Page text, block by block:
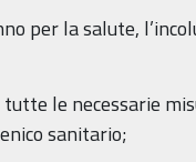
per la salute,
le necessarie
sanitario;